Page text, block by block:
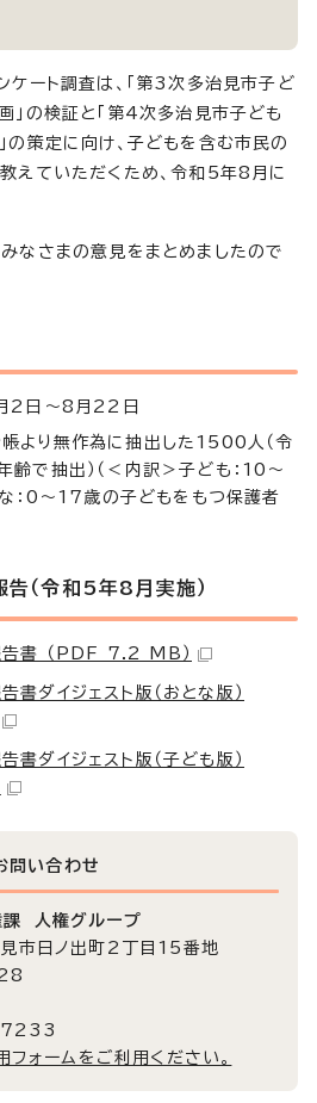
ケート調査は、「第3次多治見市子ど
」の検証と「第4次多治見市子ども
の策定に向け、子どもを含む市民の
えていただくため、令和5年8月に
なさまの意見をまとめましたので
2日～8月22日
より無作為に抽出した1500人（令
で抽出）（＜内訳＞子ども：10～
：0～17歳の子どもをもつ保護者
告（令和5年8月実施）
告書 （PDF 7.2 MB）
書ダイジェスト版（おとな版）
書ダイジェスト版（子ども版）
問い合わせ
課 人権グループ
日ノ出町2丁目15番地
7233
ォームをご利用ください。